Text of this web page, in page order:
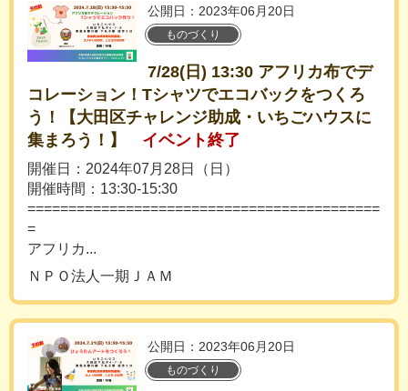
公開日：2023年06月20日
ものづくり
7/28(日) 13:30 アフリカ布でデ
コレーション！Tシャツでエコバックをつくろ
う！【大田区チャレンジ助成・いちごハウスに
集まろう！】
イベント終了
開催日：2024年07月28日（日）
開催時間：13:30-15:30
===========================================
=
アフリカ...
ＮＰＯ法人一期ＪＡＭ
公開日：2023年06月20日
ものづくり